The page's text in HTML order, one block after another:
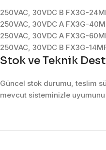
250VAC, 30VDC B FX3G-
250VAC, 30VDC A FX3G-
250VAC, 30VDC A FX3G-
250VAC, 30VDC B FX3G-
Stok ve Teknik
Güncel stok durumu, teslim
mevcut sisteminizle